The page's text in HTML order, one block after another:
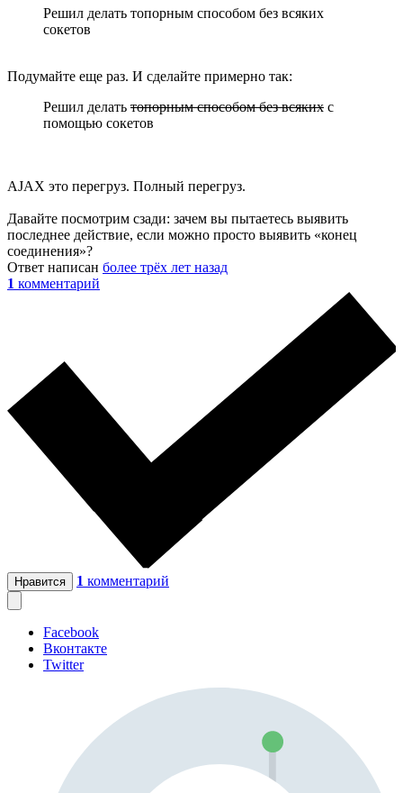
Решил делать топорным способом без всяких
сокетов
Подумайте еще раз. И сделайте примерно так:
Решил делать топорным способом без всяких с
помощью сокетов
AJAX это перегруз. Полный перегруз.
Давайте посмотрим сзади: зачем вы пытаетесь выявить
последнее действие, если можно просто выявить «конец
соединения»?
Ответ написан более трёх лет назад
1 комментарий
Нравится 1 комментарий
Facebook
Вконтакте
Twitter